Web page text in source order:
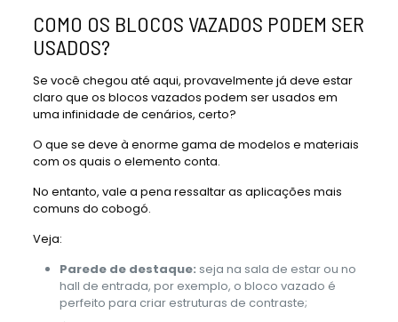
COMO OS BLOCOS VAZADOS PODEM SER
USADOS?
Se você chegou até aqui, provavelmente já deve estar
claro que os blocos vazados podem ser usados em
uma infinidade de cenários, certo?
O que se deve à enorme gama de modelos e materiais
com os quais o elemento conta.
No entanto, vale a pena ressaltar as aplicações mais
comuns do cobogó.
Veja:
Parede de destaque: seja na sala de estar ou no
hall de entrada, por exemplo, o bloco vazado é
perfeito para criar estruturas de contraste;